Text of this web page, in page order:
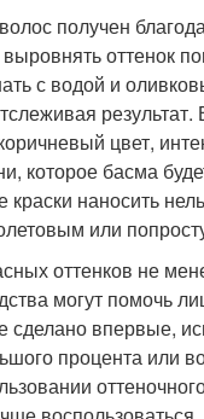
получен
выровнять оттенок
с водой и
результат.
цвет,
которое басма
наносить
или
оттенков не
могут помочь
сделано впервые,
процента или